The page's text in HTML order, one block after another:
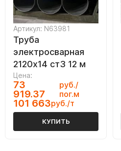
Артикул: N63981
Труба
электросварная
2120х14 ст3 12 м
Цена:
73
919.37
руб./
пог.м
101 663руб./т
КУПИТЬ